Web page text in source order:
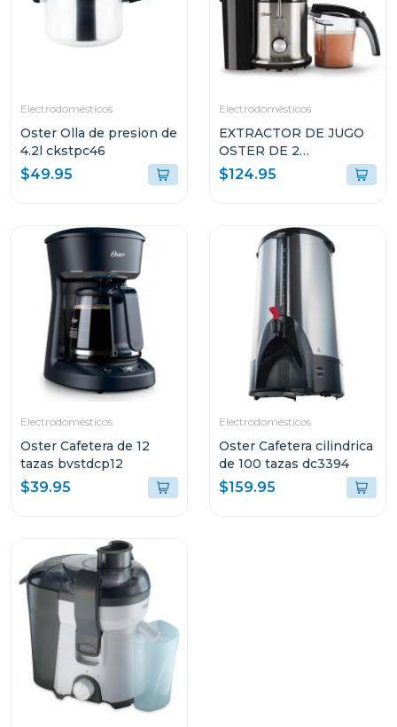
Electrodomésticos
Oster Olla de presion de
4.2l ckstpc46
$49.95
Electrodomésticos
EXTRACTOR DE JUGO
OSTER DE 2
VELOCIDADES
FPSTJE320S
$124.95
Electrodomésticos
Oster Cafetera de 12
tazas bvstdcp12
$39.95
Electrodomésticos
Oster Cafetera cilindrica
de 100 tazas dc3394
$159.95